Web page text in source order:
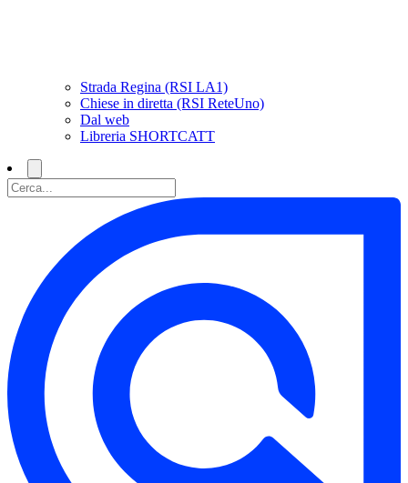
Strada Regina (RSI LA1)
Chiese in diretta (RSI ReteUno)
Dal web
Libreria SHORTCATT